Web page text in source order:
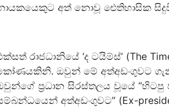
අත් නොවූ ඓතිහාසික
රාජධානියේ ‘ද ටයිම්ස්’ (The
ඔවුන් මේ අත්අඩංගුවට
ප්‍රධාන සිරස්තලය වූයේ
අත්අඩංගුවට” (Ex-